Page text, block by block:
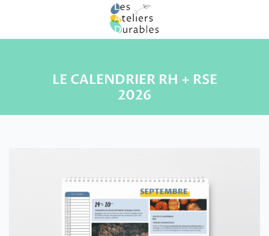
LE CALENDRIER RH + RSE
2026